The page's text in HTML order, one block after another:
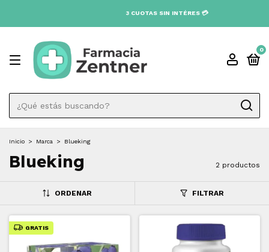
3 CUOTAS SIN INTÉRES 💳
0
Inicio > Marca > Blueking
Blueking 2 productos
ORDENAR FILTRAR
GRATIS